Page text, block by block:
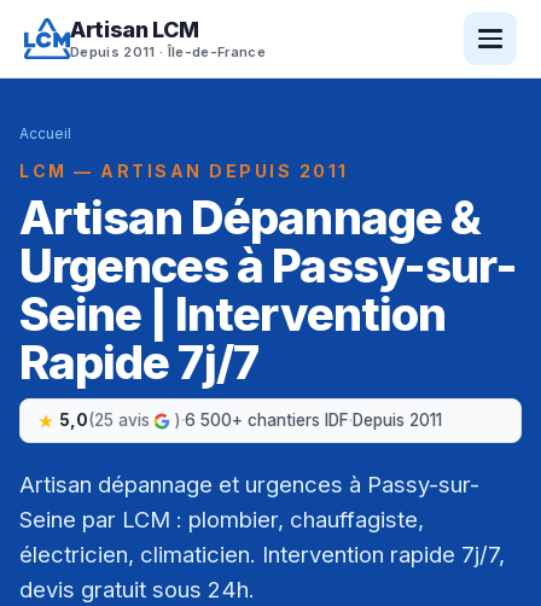
Artisan LCM
Depuis 2011 · Île-de-France
Accueil
LCM — ARTISAN DEPUIS 2011
Artisan Dépannage &
Urgences à Passy-sur-
Seine | Intervention
Rapide 7j/7
5,0(25 avis )·6 500+ chantiers IDF·Depuis 2011
Artisan dépannage et urgences à Passy-sur-
Seine par LCM : plombier, chauffagiste,
électricien, climaticien. Intervention rapide 7j/7,
devis gratuit sous 24h.